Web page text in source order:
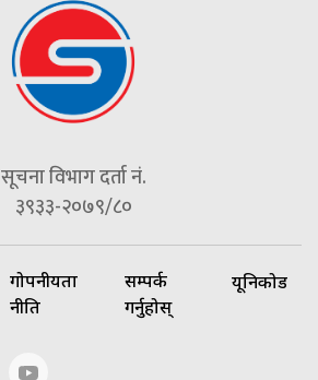
सूचना विभाग दर्ता नं.
३९३३-२०७९/८०
गोपनीयता
नीति
सम्पर्क
गर्नुहोस्
यूनिकोड